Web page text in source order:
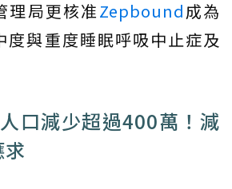
理局更核准Zepbound成為
度與重度睡眠呼吸中止症及
口減少超過400萬！減